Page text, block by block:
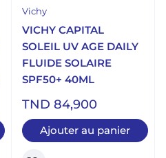
Vichy
VICHY CAPITAL
SOLEIL UV AGE DAILY
FLUIDE SOLAIRE
SPF50+ 40ML
TND 84,900
Ajouter au panier